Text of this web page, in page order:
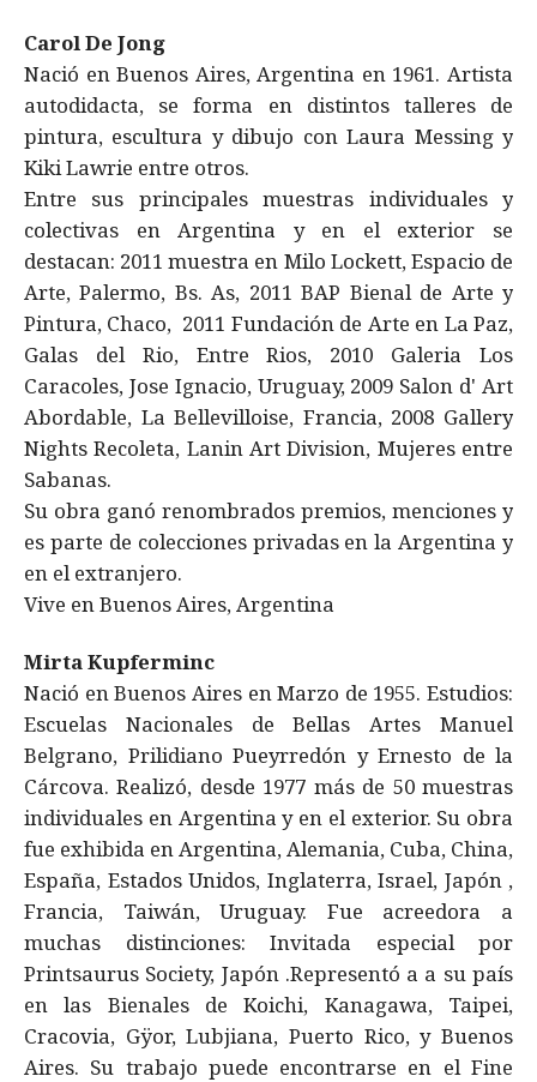
Carol De Jong
Nació en Buenos Aires, Argentina en 1961. Artista
autodidacta, se forma en distintos talleres de
pintura, escultura y dibujo con Laura Messing y
Kiki Lawrie entre otros.
Entre sus principales muestras individuales y
colectivas en Argentina y en el exterior se
destacan: 2011 muestra en Milo Lockett, Espacio de
Arte, Palermo, Bs. As, 2011 BAP Bienal de Arte y
Pintura, Chaco, 2011 Fundación de Arte en La Paz,
Galas del Rio, Entre Rios, 2010 Galeria Los
Caracoles, Jose Ignacio, Uruguay, 2009 Salon d' Art
Abordable, La Bellevilloise, Francia, 2008 Gallery
Nights Recoleta, Lanin Art Division, Mujeres entre
Sabanas.
Su obra ganó renombrados premios, menciones y
es parte de colecciones privadas en la Argentina y
en el extranjero.
Vive en Buenos Aires, Argentina
Mirta Kupferminc
Nació en Buenos Aires en Marzo de 1955. Estudios:
Escuelas Nacionales de Bellas Artes Manuel
Belgrano, Prilidiano Pueyrredón y Ernesto de la
Cárcova. Realizó, desde 1977 más de 50 muestras
individuales en Argentina y en el exterior. Su obra
fue exhibida en Argentina, Alemania, Cuba, China,
España, Estados Unidos, Inglaterra, Israel, Japón ,
Francia, Taiwán, Uruguay. Fue acreedora a
muchas distinciones: Invitada especial por
Printsaurus Society, Japón .Representó a a su país
en las Bienales de Koichi, Kanagawa, Taipei,
Cracovia, Gÿor, Lubjiana, Puerto Rico, y Buenos
Aires. Su trabajo puede encontrarse en el Fine